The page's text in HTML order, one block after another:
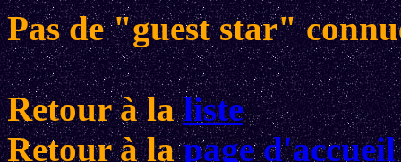
Pas de "guest star"
Retour à laliste
Retour à lapage d'accueil